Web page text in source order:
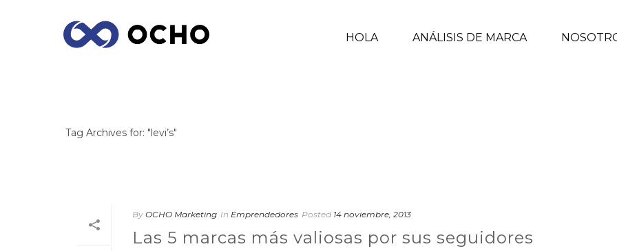
HOLA ANÁLISIS DE MARCA
Tag Archives for: "levi’s"
By OCHO Marketing In Emprendedores Posted 14 noviembre, 2013
Las 5 marcas más valiosas por sus seguidores